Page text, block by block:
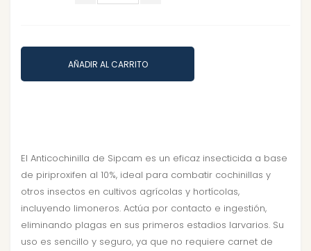
AÑADIR AL CARRITO
El Anticochinilla de Sipcam es un eficaz insecticida a base
de piriproxifen al 10%, ideal para combatir cochinillas y
otros insectos en cultivos agrícolas y hortícolas,
incluyendo limoneros. Actúa por contacto e ingestión,
eliminando plagas en sus primeros estadios larvarios. Su
uso es sencillo y seguro, ya que no requiere carnet de